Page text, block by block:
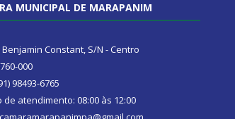
MUNICIPAL DE MARAPANIM
Benjamin Constant, S/N - Centro
000
98493-6765
de atendimento: 08:00 às 12:00